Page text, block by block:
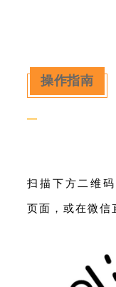
操作指南
—
扫描下方二维
页面，或在微信